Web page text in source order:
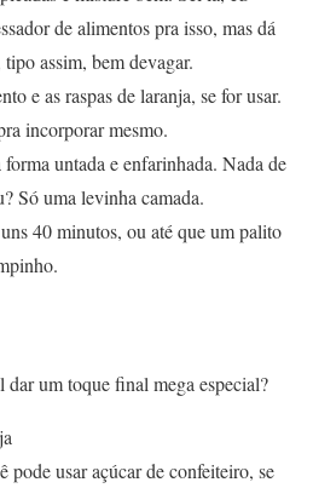
de alimentos pra isso, mas dá
assim, bem devagar.
e as raspas de laranja, se for usar.
incorporar mesmo.
forma untada e enfarinhada. Nada de
Só uma levinha camada.
40 minutos, ou até que um palito
um toque final mega especial?
pode usar açúcar de confeiteiro, se